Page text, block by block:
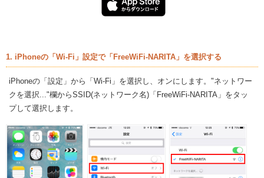
1. iPhoneの「Wi-Fi」設定で「FreeWiFi-NARITA」を選択する
iPhoneの「設定」から「Wi-Fi」を選択し、オンにします。"ネットワー
クを選択..."欄からSSID(ネットワーク名)「FreeWiFi-NARITA」をタッ
プして選択します。